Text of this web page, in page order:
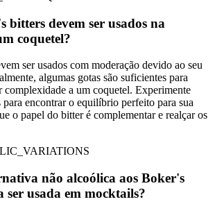
bitters devem ser usados na
coquetel?
ser usados com moderação devido ao seu
algumas gotas são suficientes para
complexidade a um coquetel. Experimente
para encontrar o equilíbrio perfeito para sua
o papel do bitter é complementar e realçar os
não alcoólica aos Boker's
ser usada em mocktails?